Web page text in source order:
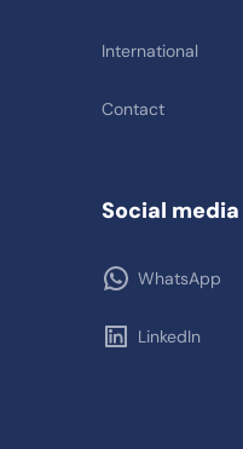
International
Contact
Social media
WhatsApp
LinkedIn